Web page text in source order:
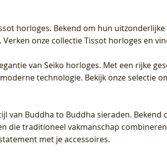
horloges. Bekend om hun
onze collectie Tissot horloges en
van Seiko horloges. Met een rijke
technologie. Bekijk onze selectie
van Buddha to Buddha sieraden.
die traditioneel vakmanschap
met je accessoires.